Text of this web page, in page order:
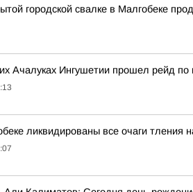
городской свалке в Малгобеке
Ачалуках Ингушетии прошел рейд по
ликвидированы все очаги тления